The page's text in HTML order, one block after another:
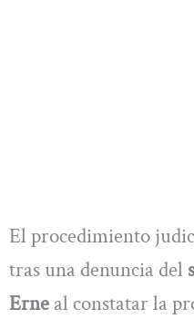
El procedimiento
tras una denuncia del
Erne al constatar la